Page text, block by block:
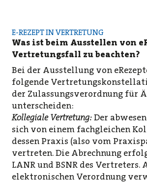
E-REZEPT IN VERTRETUNG
Was ist beim Ausstellen von
Vertretungsfall zu beachten?
Bei der Ausstellung von
folgende
der Zulassungsverordnung für
unterscheiden:
Kollegiale Vertretung:Der
sich von einem fachgleichen
dessen Praxis (also vom
vertreten. Die Abrechnung
LANR und BSNR des Vertreters.
elektronischen Verordnung